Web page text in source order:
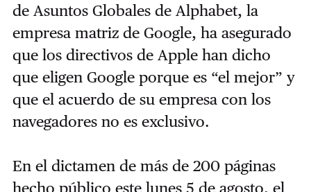
de Asuntos Globales de Alphabet, la
empresa matriz de Google, ha asegurado
que los directivos de Apple han dicho
que eligen Google porque es “el mejor” y
que el acuerdo de su empresa con los
navegadores no es exclusivo.
En el dictamen de más de 200 páginas
hecho público este lunes 5 de agosto, el